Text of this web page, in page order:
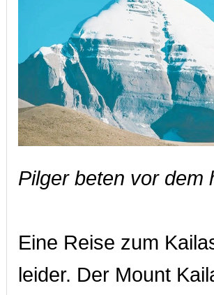
Pilger beten vor dem
Eine Reise zum
leider. Der Mount